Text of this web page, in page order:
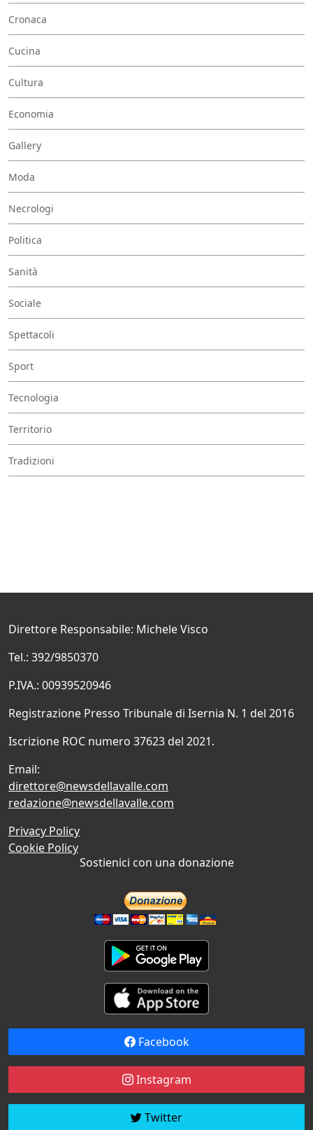
Cronaca
Cucina
Cultura
Economia
Gallery
Moda
Necrologi
Politica
Sanità
Sociale
Spettacoli
Sport
Tecnologia
Territorio
Tradizioni
Direttore Responsabile: Michele Visco
Tel.: 392/9850370
P.IVA.: 00939520946
Registrazione Presso Tribunale di Isernia N. 1 del 2016
Iscrizione ROC numero 37623 del 2021.
Email:
direttore@newsdellavalle.com
redazione@newsdellavalle.com
Privacy Policy
Cookie Policy
Sostienici con una donazione
Facebook
Instagram
Twitter